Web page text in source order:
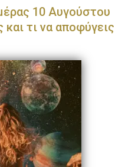
10 Αυγούστου
και τι να αποφύγεις